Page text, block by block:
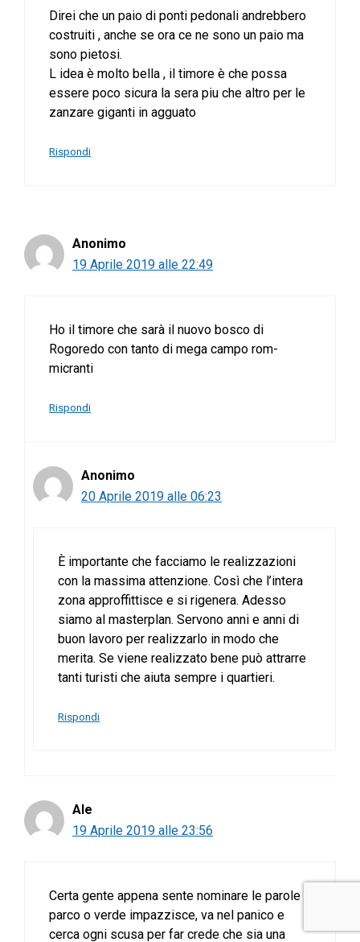
Direi che un paio di ponti pedonali andrebbero
costruiti , anche se ora ce ne sono un paio ma
sono pietosi.
L idea è molto bella , il timore è che possa
essere poco sicura la sera piu che altro per le
zanzare giganti in agguato
Rispondi
Anonimo
19 Aprile 2019 alle 22:49
Ho il timore che sarà il nuovo bosco di
Rogoredo con tanto di mega campo rom-
micranti
Rispondi
Anonimo
20 Aprile 2019 alle 06:23
È importante che facciamo le realizzazioni
con la massima attenzione. Così che l’intera
zona approffittisce e si rigenera. Adesso
siamo al masterplan. Servono anni e anni di
buon lavoro per realizzarlo in modo che
merita. Se viene realizzato bene può attrarre
tanti turisti che aiuta sempre i quartieri.
Rispondi
Ale
19 Aprile 2019 alle 23:56
Certa gente appena sente nominare le parole
parco o verde impazzisce, va nel panico e
cerca ogni scusa per far crede che sia una